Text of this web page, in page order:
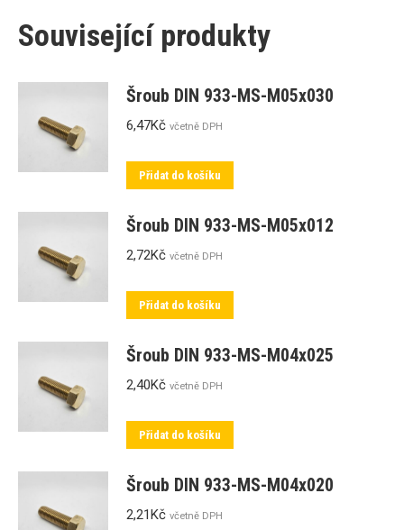
Související produkty
Šroub DIN 933-MS-M05x030
6,47Kč včetně DPH
Přidat do košíku
Šroub DIN 933-MS-M05x012
2,72Kč včetně DPH
Přidat do košíku
Šroub DIN 933-MS-M04x025
2,40Kč včetně DPH
Přidat do košíku
Šroub DIN 933-MS-M04x020
2,21Kč včetně DPH